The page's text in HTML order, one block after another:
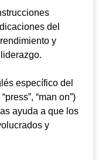
del
y
específico del
“man on”)
ayuda a que los
y